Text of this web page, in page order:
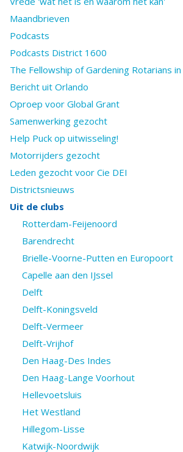
Maandbrieven
Podcasts
Podcasts District 1600
The Fellowship of Gardening Rotarians
Bericht uit Orlando
Oproep voor Global Grant
Samenwerking gezocht
Help Puck op uitwisseling!
Motorrijders gezocht
Leden gezocht voor Cie DEI
Districtsnieuws
Uit de clubs
Rotterdam-Feijenoord
Barendrecht
Brielle-Voorne-Putten en Europoort
Capelle aan den IJssel
Delft
Delft-Koningsveld
Delft-Vermeer
Delft-Vrijhof
Den Haag-Des Indes
Den Haag-Lange Voorhout
Hellevoetsluis
Het Westland
Hillegom-Lisse
Katwijk-Noordwijk